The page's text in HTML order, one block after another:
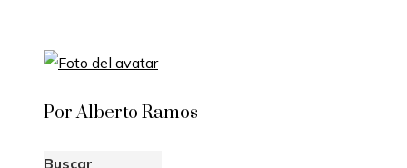
Por Alberto Ramos
Buscar